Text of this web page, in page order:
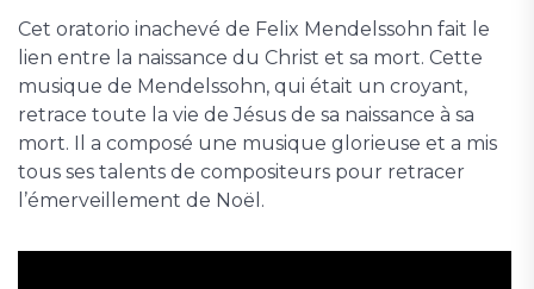
Cet oratorio inachevé de Felix Mendelssohn fait le
lien entre la naissance du Christ et sa mort. Cette
musique de Mendelssohn, qui était un croyant,
retrace toute la vie de Jésus de sa naissance à sa
mort. Il a composé une musique glorieuse et a mis
tous ses talents de compositeurs pour retracer
l’émerveillement de Noël.